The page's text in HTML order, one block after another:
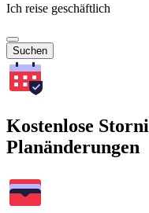
Ich reise geschäftlich
Suchen
Kostenlose
Planänderungen